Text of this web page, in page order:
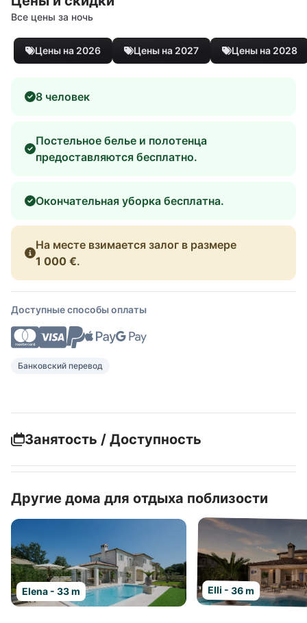
Все цены за ночь
Цены на 2026 Цены на 2027 Цены на 2028
8 человек
Постельное белье и полотенца
предоставляются бесплатно.
Окончательная уборка бесплатна.
На месте взимается залог в размере
1 000 €.
Доступные способы оплаты
Банковский перевод
Занятость / Доступность
Другие дома для отдыха поблизости
Elena - 33 m Elli - 36 m